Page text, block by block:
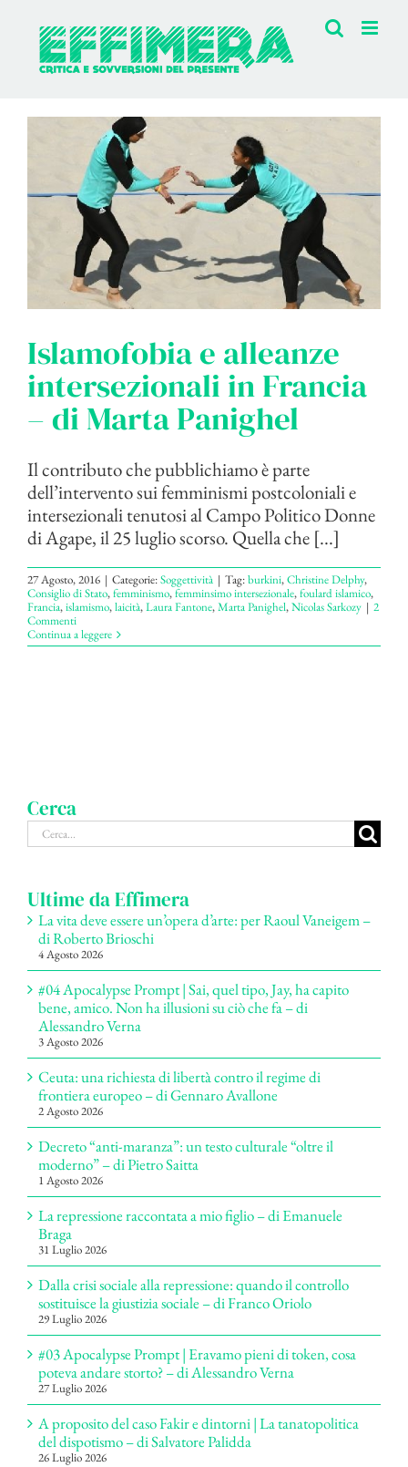
contenuto
Islamofobia e alleanze
intersezionali in Francia
– di Marta Panighel
Il contributo che pubblichiamo è parte
dell’intervento sui femminismi postcoloniali e
intersezionali tenutosi al Campo Politico Donne
di Agape, il 25 luglio scorso. Quella che [...]
27 Agosto, 2016 | Categorie:Soggettività | Tag:burkini,Christine Delphy,
Consiglio di Stato,femminismo,femminsimo intersezionale,foulard islamico,
Francia,islamismo,laicità,Laura Fantone,Marta Panighel,Nicolas Sarkozy | 2
Commenti
Continua a leggere
Cerca
Cerca
per:
Ultime da Effimera
La vita deve essere un’opera d’arte: per Raoul Vaneigem –
di Roberto Brioschi
4 Agosto 2026
#04 Apocalypse Prompt | Sai, quel tipo, Jay, ha capito
bene, amico. Non ha illusioni su ciò che fa – di
Alessandro Verna
3 Agosto 2026
Ceuta: una richiesta di libertà contro il regime di
frontiera europeo – di Gennaro Avallone
2 Agosto 2026
Decreto “anti-maranza”: un testo culturale “oltre il
moderno” – di Pietro Saitta
1 Agosto 2026
La repressione raccontata a mio figlio – di Emanuele
Braga
31 Luglio 2026
Dalla crisi sociale alla repressione: quando il controllo
sostituisce la giustizia sociale – di Franco Oriolo
29 Luglio 2026
#03 Apocalypse Prompt | Eravamo pieni di token, cosa
poteva andare storto? – di Alessandro Verna
27 Luglio 2026
A proposito del caso Fakir e dintorni | La tanatopolitica
del dispotismo – di Salvatore Palidda
26 Luglio 2026